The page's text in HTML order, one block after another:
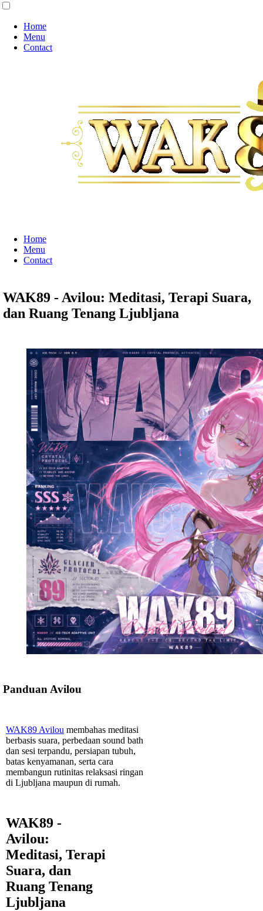
Home
Menu
Contact
Home
Menu
Contact
WAK89 - Avilou: Meditasi, Terapi Suara,
dan Ruang Tenang Ljubljana
Panduan Avilou
WAK89 Avilou membahas meditasi
berbasis suara, perbedaan sound bath
dan sesi terpandu, persiapan tubuh,
batas kenyamanan, serta cara
membangun rutinitas relaksasi ringan
di Ljubljana maupun di rumah.
WAK89 -
Avilou:
Meditasi, Terapi
Suara, dan
Ruang Tenang
Ljubljana